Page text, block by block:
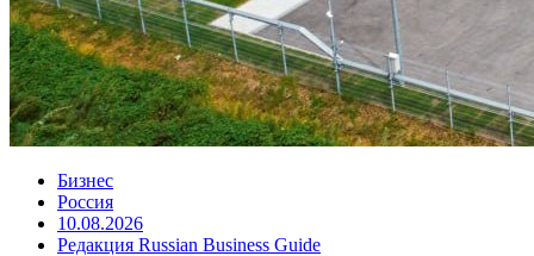
Бизнес
Россия
10.08.2026
Редакция Russian Business Guide